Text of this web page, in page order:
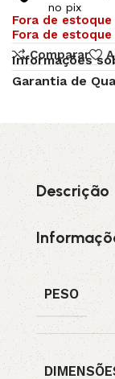
no pix
Fora de estoque
Fora de estoque
Comparar
Informações
Garantia de
Descrição
PESO